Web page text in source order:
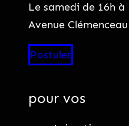
Le samedi de 16h à
Avenue
Postuler
pour vos